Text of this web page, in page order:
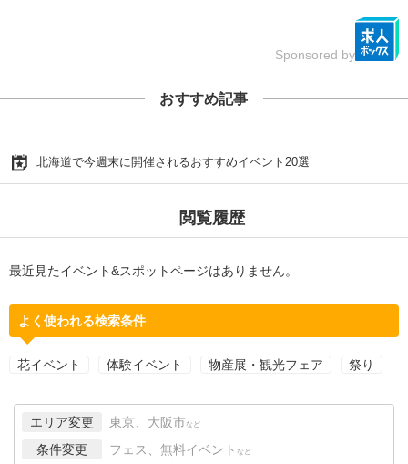
Sponsored by
おすすめ記事
北海道で今週末に開催されるおすすめイベント20選
閲覧履歴
最近見たイベント&スポットページはありません。
よく使われる検索条件
花イベント 体験イベント 物産展・観光フェア 祭り
エリア変更 東京、大阪市 など
条件変更 フェス、無料イベント など